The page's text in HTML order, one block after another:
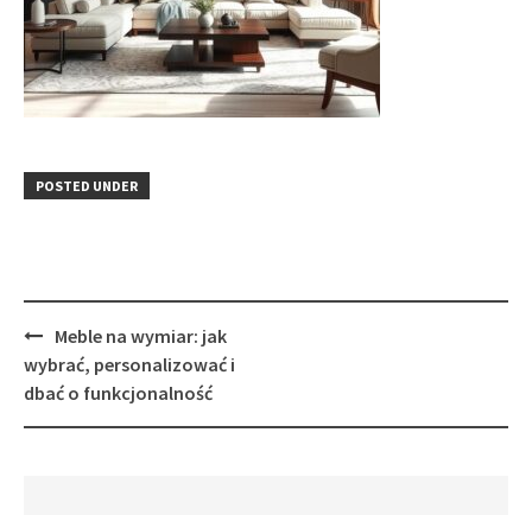
POSTED UNDER
Post
navigation
Meble na wymiar: jak
wybrać, personalizować i
dbać o funkcjonalność